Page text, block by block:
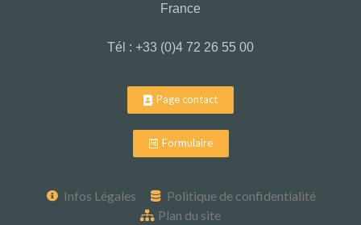
France
Tél : +33 (0)4 72 26 55 00
Page contact
Formulaire
Infos Légales
Politique de confidentialité
Plan du site